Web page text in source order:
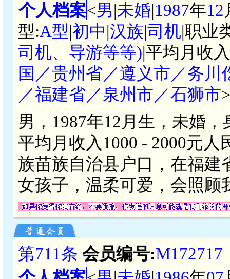
个人档案<男|未婚|1987年12
型:A型|初中|汉族|司机|职业
司机、导游等等)|平均月收
国／贵州省／遵义市／务川
／福建省／泉州市／石狮市
男，1987年12月生，未婚
平均月收入1000 - 2000元
族苗族自治县户口，在福建
女孩子，温柔可爱，会照顾
第711条 会员编号:M172717